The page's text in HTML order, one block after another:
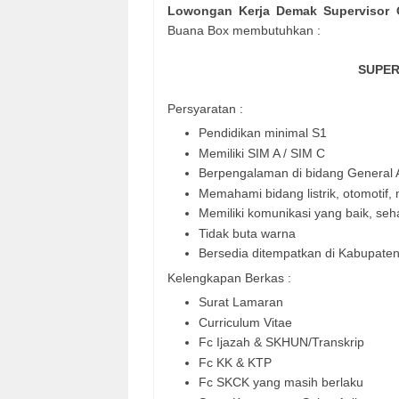
Lowongan Kerja Demak
Buana Box membutuhkan :
Persyaratan :
Pendidikan minimal S1
Memiliki SIM A / SIM C
Berpengalaman di bidang General
Memahami bidang listrik,
Memiliki komunikasi yang baik,
Tidak buta warna
Bersedia ditempatkan di
Kelengkapan Berkas :
Surat Lamaran
Curriculum Vitae
Fc Ijazah & SKHUN/Transkrip
Fc KK & KTP
Fc SKCK yang masih berlaku